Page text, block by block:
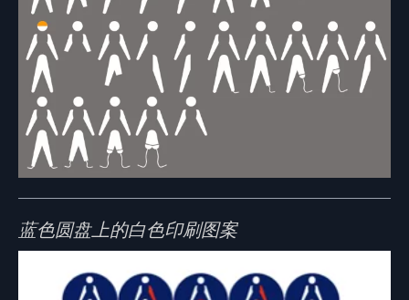
蓝色圆盘上的白色印刷图案